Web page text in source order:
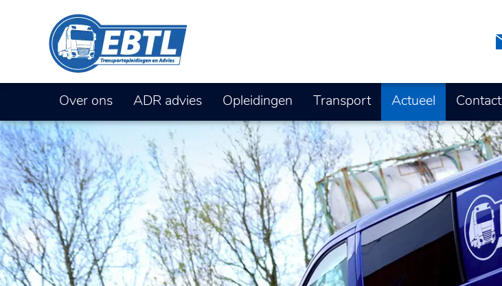
Over ons ADR advies Opleidingen Transport Actueel Contact